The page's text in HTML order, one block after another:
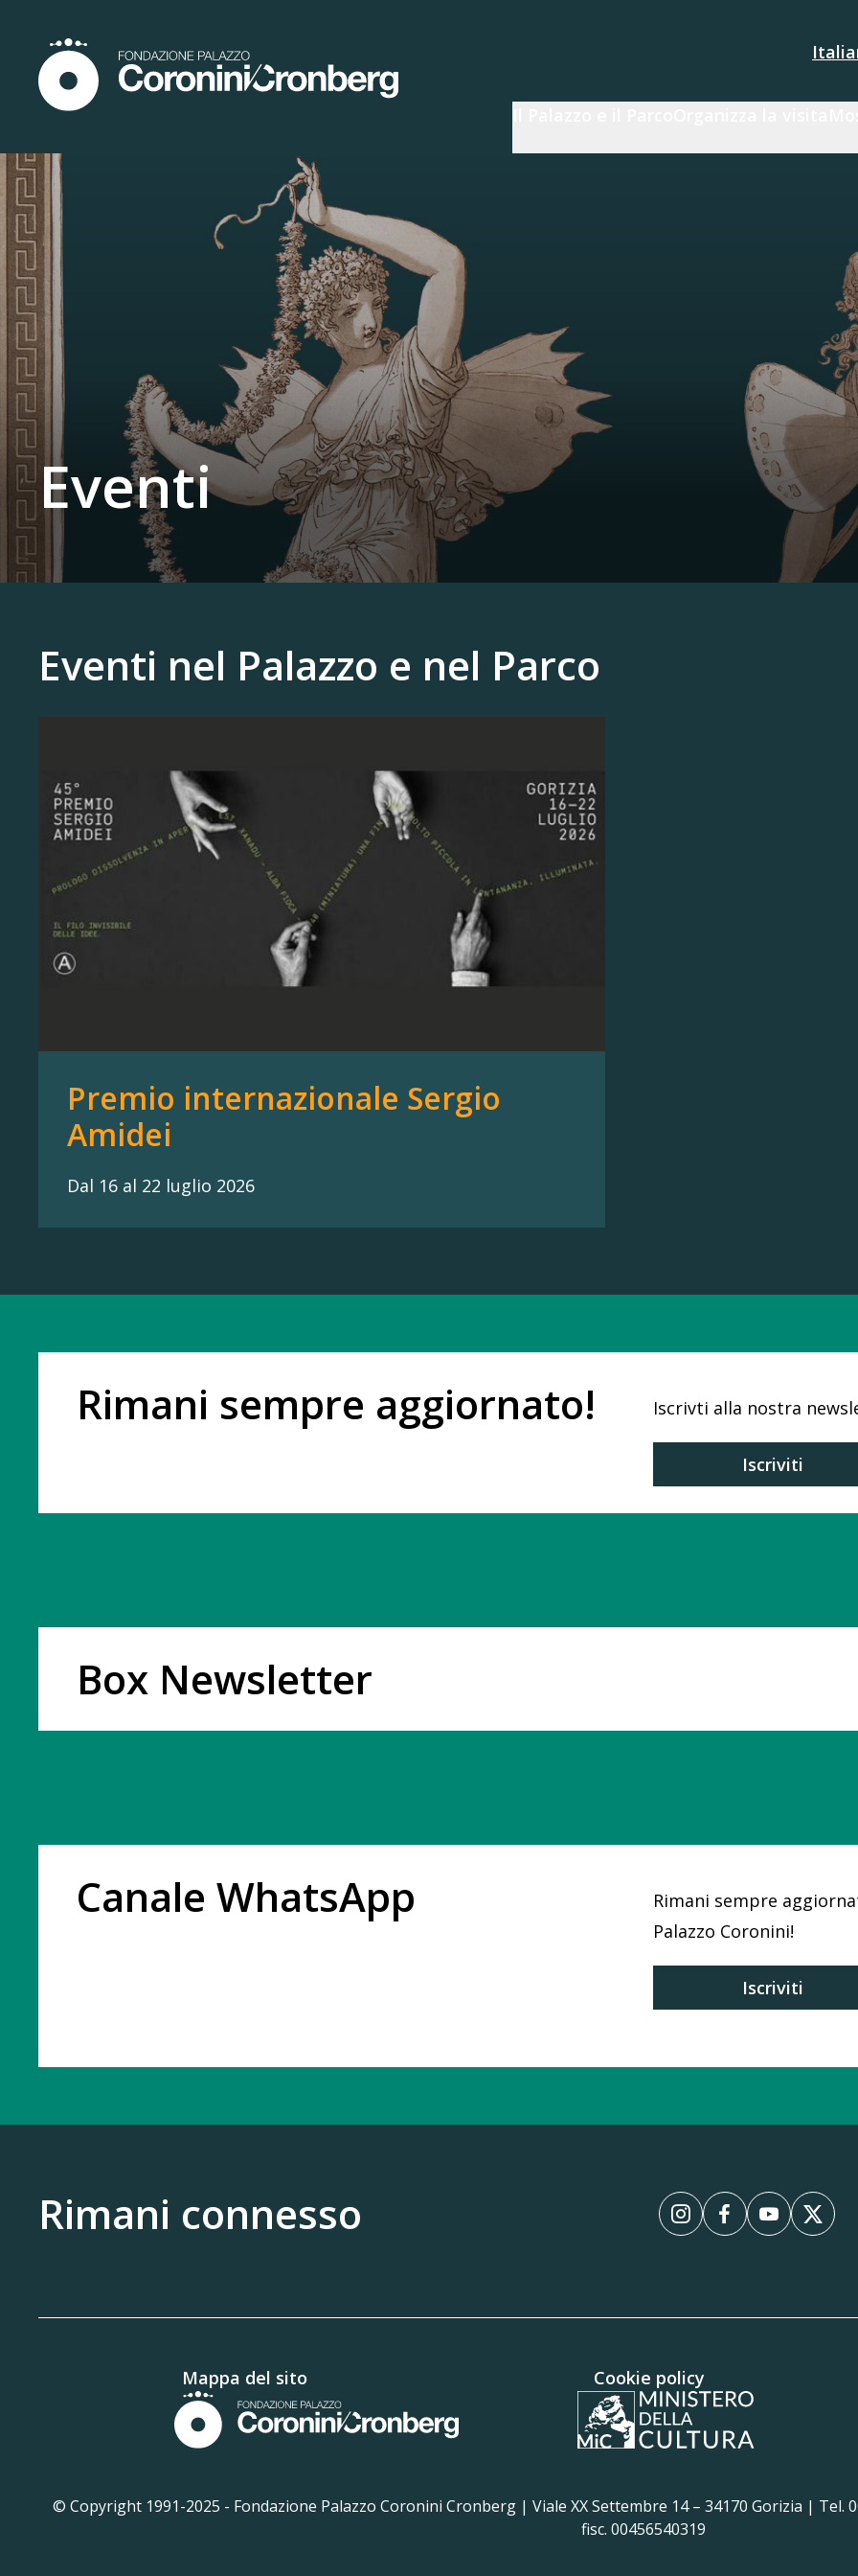
Eventi
Eventi nel Palazzo e nel Parco
Premio internazionale Sergio
Amidei
Dal 16 al 22 luglio 2026
Rimani sempre aggiornato! Iscrivti alla nostra
Iscriviti
Box Newsletter
Canale WhatsApp
Rimani sempre
Palazzo Coronini!
Iscriviti
Rimani connesso InstagramFacebookYouTube
X
Mappa del sito Cookie policy
© Copyright 1991-2025 - Fondazione Palazzo Coronini Cronberg | Viale XX Settembre 14 – 34170 Gorizia | Tel.
fisc. 00456540319